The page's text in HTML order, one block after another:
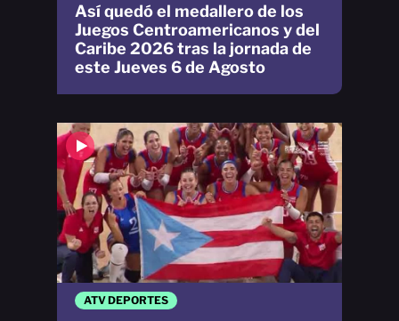
Así quedó el medallero de los
Juegos Centroamericanos y del
Caribe 2026 tras la jornada de
este Jueves 6 de Agosto
ATV DEPORTES